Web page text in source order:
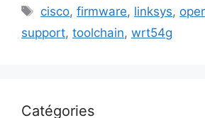
Étiquettes
cisco,firmware, linksys,
support, toolchain, wrt54g
Catégories